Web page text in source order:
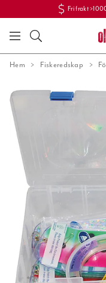
Fri frakt
Hem Fiskeredskap